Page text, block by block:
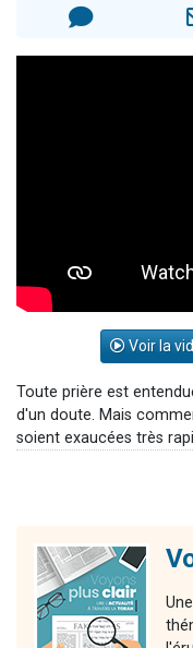
Voir la
Toute prière est
d'un doute. Mais
soient exaucées très